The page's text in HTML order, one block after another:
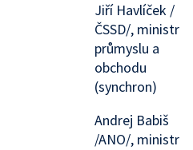
Jiří Havlíček /
ČSSD/, ministr
průmyslu a
obchodu
(synchron)
Andrej Babiš
/ANO/, ministr